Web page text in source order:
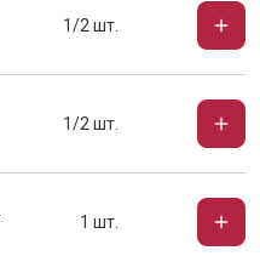
1/2 шт.
1/2 шт.
1 шт.